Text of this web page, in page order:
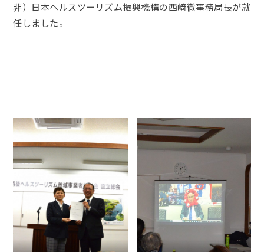
非）日本ヘルスツーリズム振興機構の西崎徹事務局長が就
任しました。